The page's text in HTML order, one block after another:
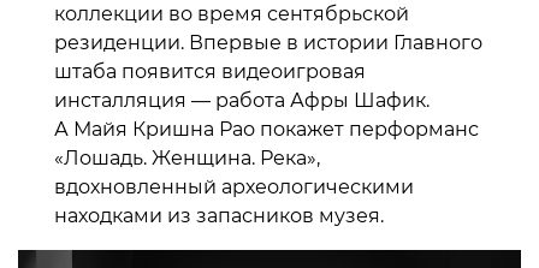
коллекции во время сентябрьской
резиденции. Впервые в истории Главного
штаба появится видеоигровая
инсталляция — работа Афры Шафик.
А Майя Кришна Рао покажет перформанс
«Лошадь. Женщина. Река»,
вдохновленный археологическими
находками из запасников музея.